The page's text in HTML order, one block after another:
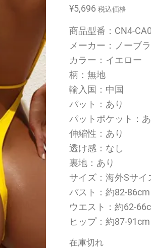
¥5,696 税込価格
商品型番：CN4-
メーカー：ノーブ
カラー：イエロー
柄：無地
輸入国：中国
パット：あり
パットポケット：
伸縮性：あり
透け感：なし
裏地：あり
サイズ：海外Sサイ
バスト：約82-86cm
ウエスト：約62-
ヒップ：約87-91cm
在庫切れ